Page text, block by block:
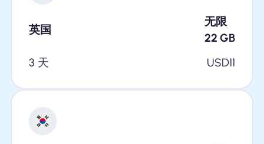
英国
无限
22 GB
3 天
USD11